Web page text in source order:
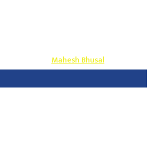
& Develop By-Mahesh Bhusal